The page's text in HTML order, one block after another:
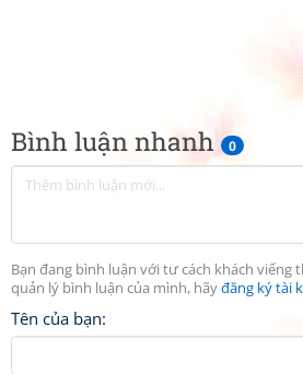
Bình luận nhanh 0
Bạn đang bình luận với tư cách khách viếng
quản lý bình luận của mình, hãyđăng ký tài
Tên của bạn: